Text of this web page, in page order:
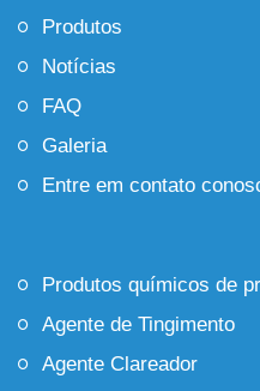
Produtos
Notícias
FAQ
Galeria
Entre em contato
Produtos químicos de
Agente de Tingimento
Agente Clareador